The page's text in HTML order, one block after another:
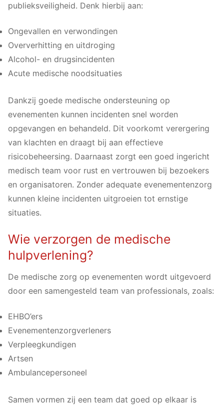
publieksveiligheid. Denk hierbij aan:
Ongevallen en verwondingen
Oververhitting en uitdroging
Alcohol- en drugsincidenten
Acute medische noodsituaties
Dankzij goede medische ondersteuning op
evenementen kunnen incidenten snel worden
opgevangen en behandeld. Dit voorkomt verergering
van klachten en draagt bij aan effectieve
risicobeheersing. Daarnaast zorgt een goed ingericht
medisch team voor rust en vertrouwen bij bezoekers
en organisatoren. Zonder adequate evenementenzorg
kunnen kleine incidenten uitgroeien tot ernstige
situaties.
Wie verzorgen de medische
hulpverlening?
De medische zorg op evenementen wordt uitgevoerd
door een samengesteld team van professionals, zoals:
EHBO’ers
Evenementenzorgverleners
Verpleegkundigen
Artsen
Ambulancepersoneel
Samen vormen zij een team dat goed op elkaar is